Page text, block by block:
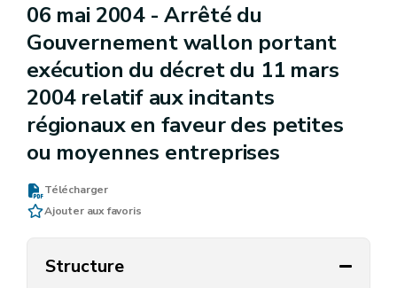
06 mai 2004 -Arrêté du
Gouvernement wallon portant
exécution du décret du 11 mars
2004 relatif aux incitants
régionaux en faveur des petites
ou moyennes entreprises
Télécharger
Ajouter aux favoris
Structure